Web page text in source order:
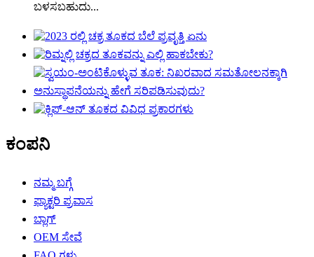
ಬಳಸಬಹುದು...
ಕಂಪನಿ
ನಮ್ಮ ಬಗ್ಗೆ
ಫ್ಯಾಕ್ಟರಿ ಪ್ರವಾಸ
ಬ್ಲಾಗ್
OEM ಸೇವೆ